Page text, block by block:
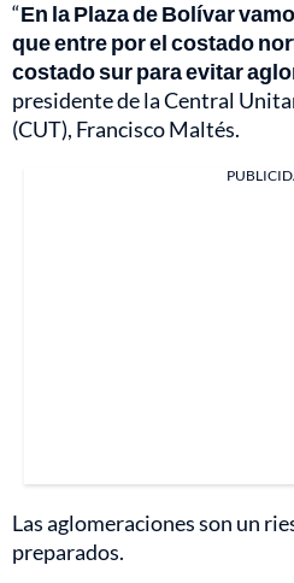
“En la Plaza de Bolívar
que entre por el costado
costado sur para evitar
presidente de la Central
(CUT), Francisco Maltés.
Las aglomeraciones son un
preparados.